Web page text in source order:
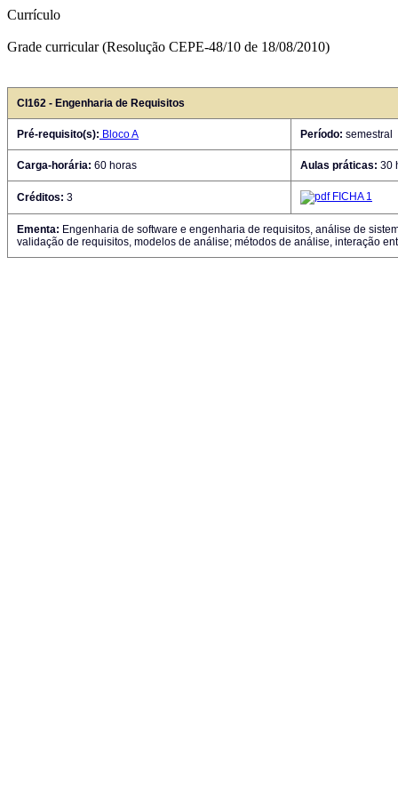
Currículo
Grade curricular (Resolução CEPE-48/10 de 18/08/2010)
CI162 - Engenharia de Requisitos
Pré-requisito(s): Bloco A Período: semestral
Carga-horária: 60 horas Aulas práticas: 30
Créditos: 3 FICHA 1
Ementa: Engenharia de software e engenharia de requisitos, análise de
validação de requisitos, modelos de análise; métodos de análise, interação